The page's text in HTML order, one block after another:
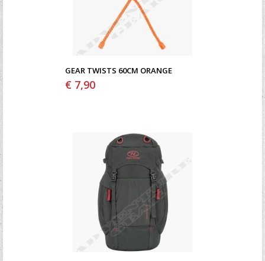
GEAR TWISTS 60CM ORANGE
€ 7,90